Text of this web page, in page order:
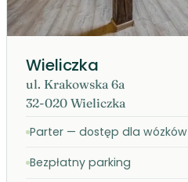
Wieliczka
ul. Krakowska 6a
32-020 Wieliczka
Parter — dostęp dla wózków
Bezpłatny parking